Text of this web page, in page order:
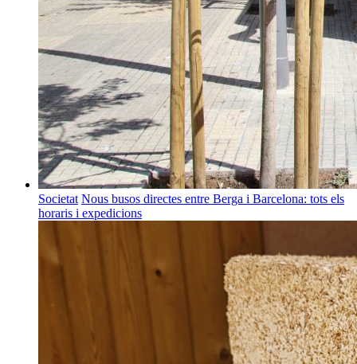
Societat Nous busos directes entre Berga i Barcelona: tots els
horaris i expedicions